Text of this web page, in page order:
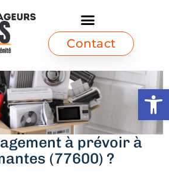
Ouvrir
Contact
à prévoir à
(77600) ?